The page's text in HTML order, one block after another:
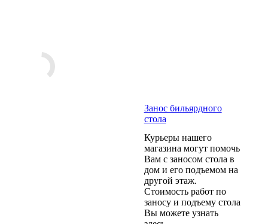
Занос бильярдного
стола
Курьеры нашего
магазина могут помочь
Вам с заносом стола в
дом и его подъемом на
другой этаж.
Стоимость работ по
заносу и подъему стола
Вы можете узнать